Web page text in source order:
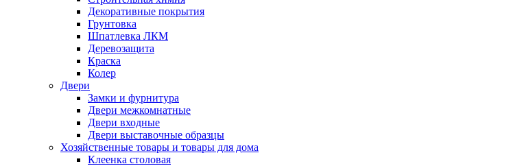
Декоративные покрытия
Грунтовка
Шпатлевка ЛКМ
Деревозащита
Краска
Колер
Двери
Замки и фурнитура
Двери межкомнатные
Двери входные
Двери выставочные образцы
Хозяйственные товары и товары для дома
Клеенка столовая